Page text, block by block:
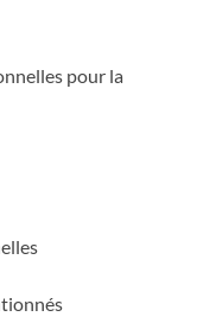
s’agit de l’une des
vierges restantes
de Corcovado
du Costa Rica à
pour la